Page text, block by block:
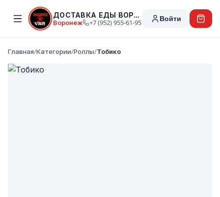
ДОСТАВКА ЕДЫ ВОРОНЕЖ
Воронеж +7 (952) 955-61-95 Войти
Главная/Категории/Роллы/Тобико